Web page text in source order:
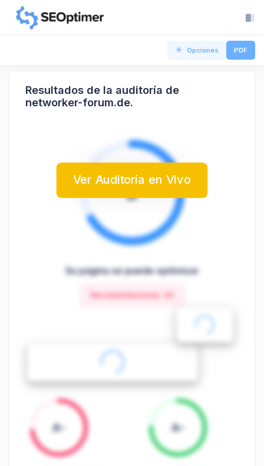
Opciones PDF
Resultados de la auditoría de
networker-forum.de.
B
Su página se puede optimizar
Recomendaciones:
A- A-
Ver Auditoría en Vivo